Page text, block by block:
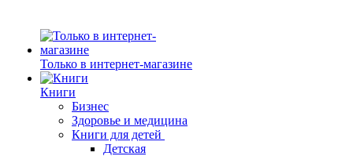
Только в интернет-магазине
Книги
Бизнес
Здоровье и медицина
Книги для детей
Детская